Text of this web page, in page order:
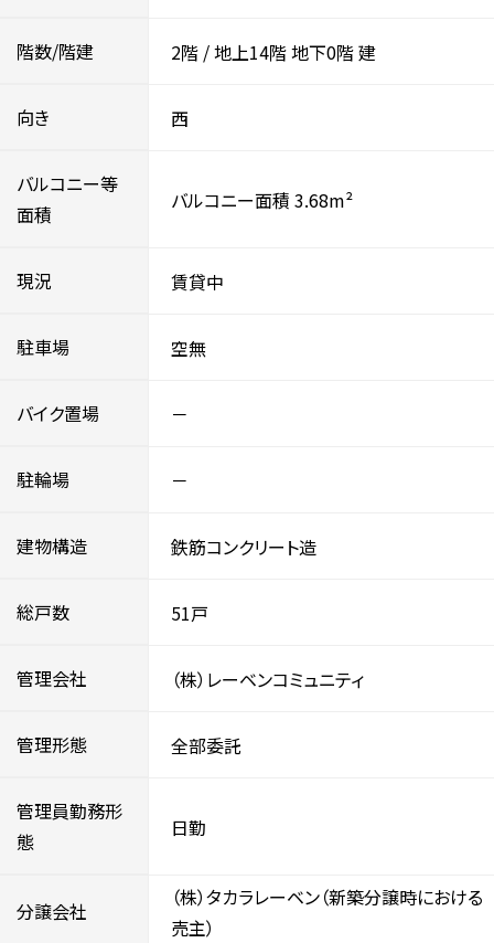
階数/階建 2階 /地上14階地下0階建
向き 西
バルコニー等
面積
バルコニー面積 3.68m²
現況 賃貸中
駐車場 空無
バイク置場 －
駐輪場 －
建物構造 鉄筋コンクリート造
総戸数 51戸
管理会社 （株）レーベンコミュニティ
管理形態 全部委託
管理員勤務形
態
日勤
分譲会社
（株）タカラレーベン（新築分譲時における
売主）